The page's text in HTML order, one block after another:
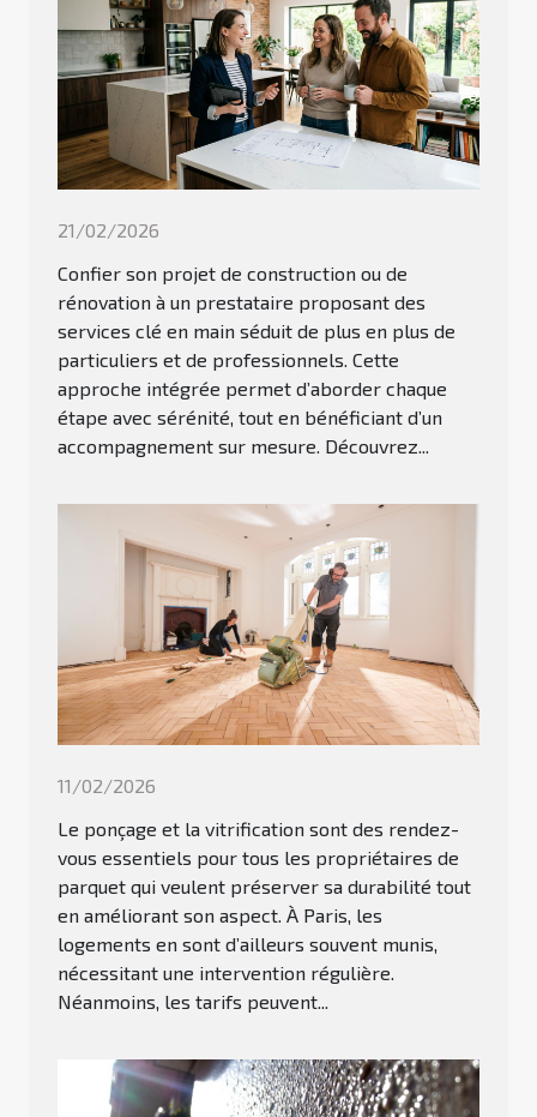
21/02/2026
Confier son projet de construction ou de
rénovation à un prestataire proposant des
services clé en main séduit de plus en plus de
particuliers et de professionnels. Cette
approche intégrée permet d’aborder chaque
étape avec sérénité, tout en bénéficiant d’un
accompagnement sur mesure. Découvrez...
11/02/2026
Le ponçage et la vitrification sont des rendez-
vous essentiels pour tous les propriétaires de
parquet qui veulent préserver sa durabilité tout
en améliorant son aspect. À Paris, les
logements en sont d’ailleurs souvent munis,
nécessitant une intervention régulière.
Néanmoins, les tarifs peuvent...